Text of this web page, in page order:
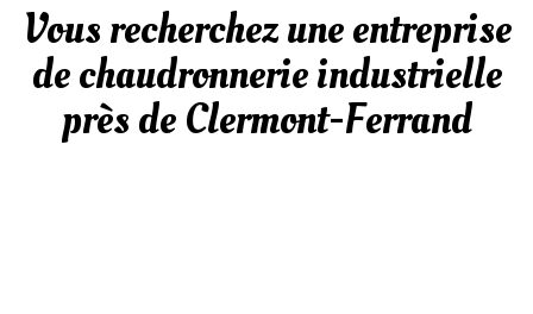
Vous recherchez une entreprise
de chaudronnerie industrielle
près de Clermont-Ferrand